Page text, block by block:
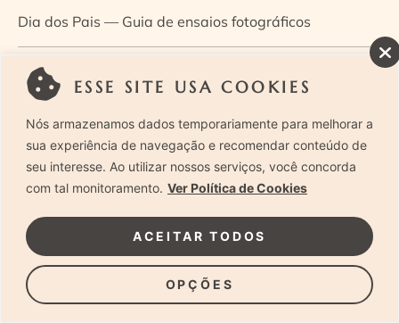
ESSE SITE USA COOKIES
Nós armazenamos dados temporariamente para melhorar a
sua experiência de navegação e recomendar conteúdo de
seu interesse. Ao utilizar nossos serviços, você concorda
com tal monitoramento. Ver Política de Cookies
OPÇÕES
ACEITAR TODOS
Dia dos Pais — Guia de ensaios fotográficos
Dia Mundial da Infância: como a fotografia ajuda a
construir a memória e a identidade da criança
Diário de uma grávida e sua pequena
Dica de especialista: como otimizar o fluxo de trabalho
no ensaio newborn?
Dica de especialista: qual o melhor guia de poses para